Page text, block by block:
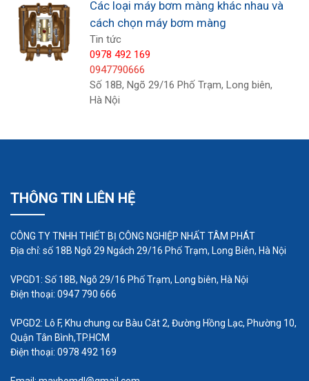
bơm khác nhau:
Đầu tiên là phong cách khắt khe với các công tắc
lực cố định thường xuyên dừng và khởi động máy
bơm với cài đặt lực chính xác. Phong cách này rất
Các loại máy bơm màng khác nhau và
cách chọn máy bơm màng
Tin tức
0978 492 169
0947790666
Số 18B, Ngõ 29/16 Phố Trạm, Long biên,
Hà Nội
THÔNG TIN LIÊN HỆ
CÔNG TY TNHH THIẾT BỊ CÔNG NGHIỆP NHẤT TÂM PHÁT
Địa chỉ: số 18B Ngõ 29 Ngách 29/16 Phố Trạm, Long Biên, Hà Nội
VPGD1: Số 18B, Ngõ 29/16 Phố Trạm, Long biên, Hà Nội
Điện thoại: 0947 790 666
VPGD2: Lô F, Khu chung cư Bàu Cát 2, Đường Hồng Lạc, Phường 10,
Quận Tân Bình,TP.HCM
Điện thoại: 0978 492 169